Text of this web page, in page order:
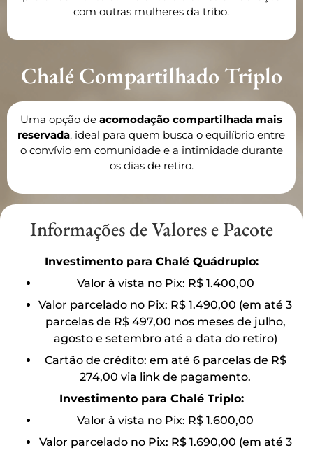
com outras mulheres da tribo.
Chalé Compartilhado Triplo
Uma opção de acomodação compartilhada mais
reservada, ideal para quem busca o equilíbrio entre
o convívio em comunidade e a intimidade durante
os dias de retiro.
Informações de Valores e Pacote
Investimento para Chalé Quádruplo:
Valor à vista no Pix: R$ 1.400,00
Valor parcelado no Pix: R$ 1.490,00 (em até 3
parcelas de R$ 497,00 nos meses de julho,
agosto e setembro até a data do retiro)
Cartão de crédito: em até 6 parcelas de R$
274,00 via link de pagamento.
Investimento para Chalé Triplo:
Valor à vista no Pix: R$ 1.600,00
Valor parcelado no Pix: R$ 1.690,00 (em até 3